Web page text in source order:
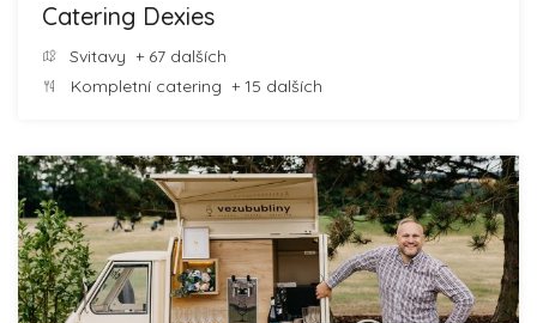
Catering Dexies
Svitavy + 67 dalších
Kompletní catering + 15 dalších